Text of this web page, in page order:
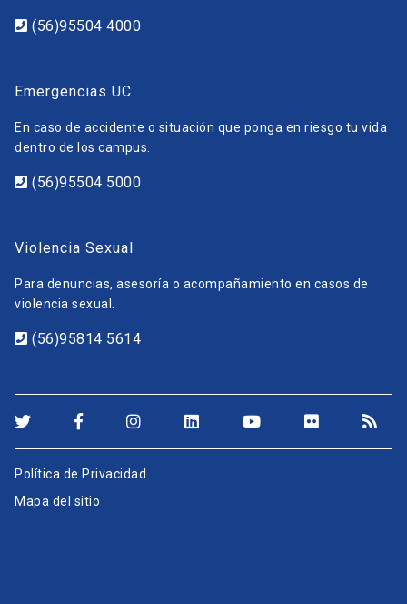
(56)95504 4000
Emergencias UC
En caso de accidente o situación que ponga en riesgo tu vida
dentro de los campus.
(56)95504 5000
Violencia Sexual
Para denuncias, asesoría o acompañamiento en casos de
violencia sexual.
(56)95814 5614
Política de Privacidad
Mapa del sitio